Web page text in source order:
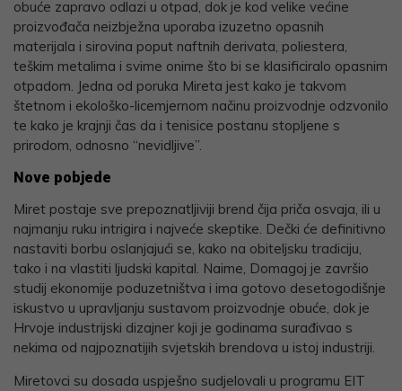
obuće zapravo odlazi u otpad, dok je kod velike većine
proizvođača neizbježna uporaba izuzetno opasnih
materijala i sirovina poput naftnih derivata, poliestera,
teškim metalima i svime onime što bi se klasificiralo opasnim
otpadom. Jedna od poruka Mireta jest kako je takvom
štetnom i ekološko-licemjernom načinu proizvodnje odzvonilo
te kako je krajnji čas da i tenisice postanu stopljene s
prirodom, odnosno “nevidljive”.
Nove pobjede
Miret postaje sve prepoznatljiviji brend čija priča osvaja, ili u
najmanju ruku intrigira i najveće skeptike. Dečki će definitivno
nastaviti borbu oslanjajući se, kako na obiteljsku tradiciju,
tako i na vlastiti ljudski kapital. Naime, Domagoj je završio
studij ekonomije poduzetništva i ima gotovo desetogodišnje
iskustvo u upravljanju sustavom proizvodnje obuće, dok je
Hrvoje industrijski dizajner koji je godinama surađivao s
nekima od najpoznatijih svjetskih brendova u istoj industriji.
Miretovci su dosada uspješno sudjelovali u programu EIT